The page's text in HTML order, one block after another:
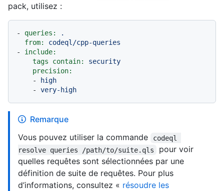
pack, utilisez :
- queries:
.
from:
codeql/cpp-queries
-
include:
tags contain:
security
precision:
-
high
-
very-high
Remarque
Vous pouvez utiliser la commande
codeql
resolve queries /path/to/suite.qls
pour voir
quelles requêtes sont sélectionnées par une
définition de suite de requêtes. Pour plus
d’informations, consultez « résoudre les